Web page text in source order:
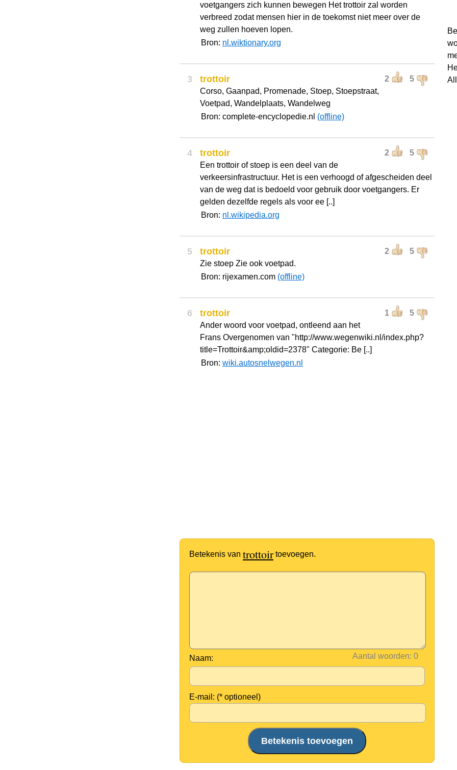
voetgangers zich kunnen bewegen Het trottoir zal worden
verbreed zodat mensen hier in de toekomst niet meer over de
weg zullen hoeven lopen.
Bron: nl.wiktionary.org
3 2 5
trottoir
Corso, Gaanpad, Promenade, Stoep, Stoepstraat,
Voetpad, Wandelplaats, Wandelweg
Bron: complete-encyclopedie.nl (offline)
4 2 5
trottoir
Een trottoir of stoep is een deel van de
verkeersinfrastructuur. Het is een verhoogd of afgescheiden deel
van de weg dat is bedoeld voor gebruik door voetgangers. Er
gelden dezelfde regels als voor ee [..]
Bron: nl.wikipedia.org
5 2 5
trottoir
Zie stoep Zie ook voetpad.
Bron: rijexamen.com (offline)
6 1 5
trottoir
Ander woord voor voetpad, ontleend aan het
Frans Overgenomen van "http://www.wegenwiki.nl/index.php?
title=Trottoir&amp;oldid=2378" Categorie: Be [..]
Bron: wiki.autosnelwegen.nl
Betekenis van trottoirtoevoegen.
Aantal woorden:
Naam:
E-mail: (* optioneel)